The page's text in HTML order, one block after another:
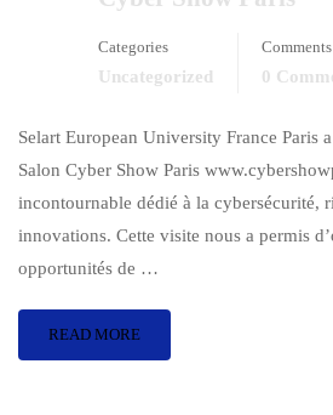
Categories
Uncategorized
Comments
0
Selart European University France Paris
Salon Cyber Show Paris
incontournable dédié à la cybersécurité,
innovations. Cette visite nous a permis
opportunités de …
READ MORE